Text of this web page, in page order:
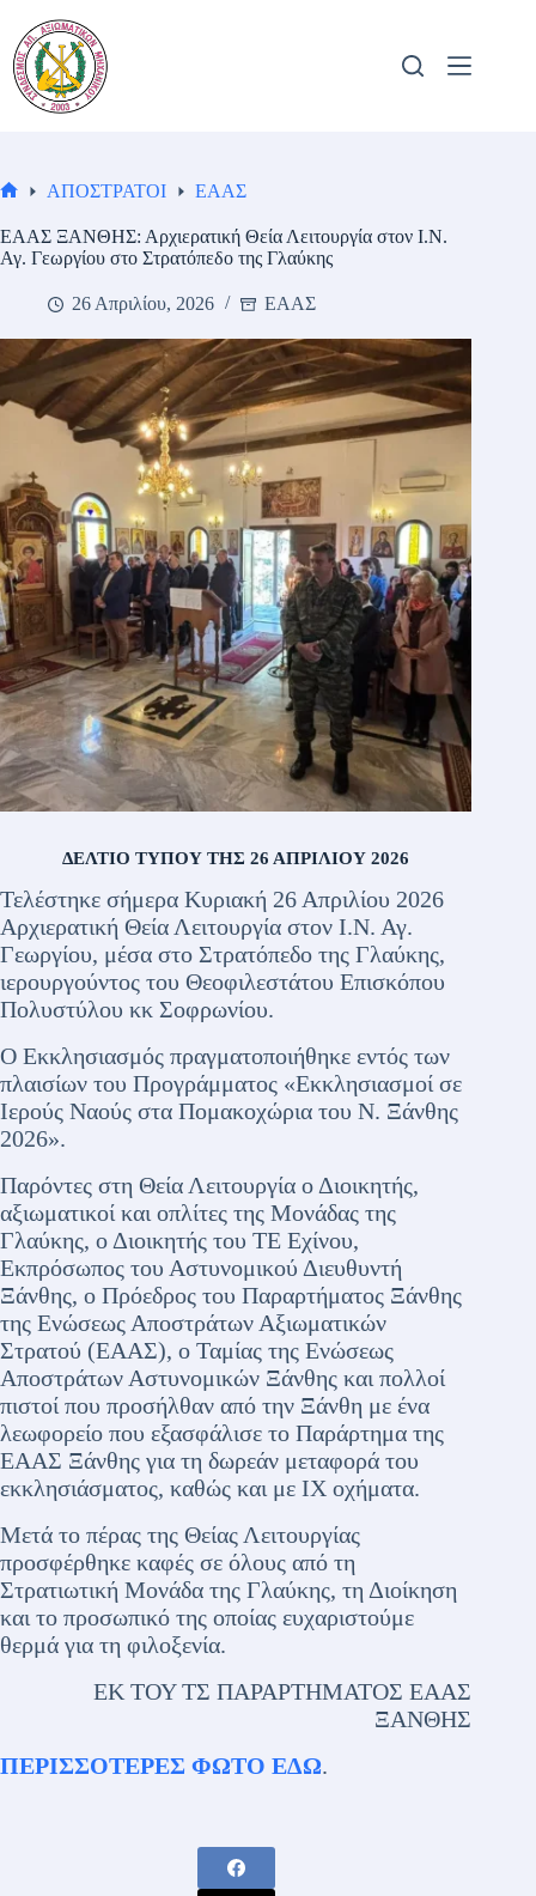
στο
περιεχόμενο
σελίδα
ΑΠΟΣΤΡΑΤΟΙ ΕΑΑΣ
ΕΑΑΣ ΞΑΝΘΗΣ: Αρχιερατική Θεία Λειτουργία στον Ι.Ν.
Αγ. Γεωργίου στο Στρατόπεδο της Γλαύκης
26 Απριλίου, 2026 ΕΑΑΣ
ΔΕΛΤΙΟ ΤΥΠΟΥ ΤΗΣ 26 ΑΠΡΙΛΙΟΥ 2026
Τελέστηκε σήμερα Κυριακή 26 Απριλίου 2026
Αρχιερατική Θεία Λειτουργία στον Ι.Ν. Αγ.
Γεωργίου, μέσα στο Στρατόπεδο της Γλαύκης,
ιερουργούντος του Θεοφιλεστάτου Επισκόπου
Πολυστύλου κκ Σοφρωνίου.
Ο Εκκλησιασμός πραγματοποιήθηκε εντός των
πλαισίων του Προγράμματος «Εκκλησιασμοί σε
Ιερούς Ναούς στα Πομακοχώρια του Ν. Ξάνθης
2026».
Παρόντες στη Θεία Λειτουργία ο Διοικητής,
αξιωματικοί και οπλίτες της Μονάδας της
Γλαύκης, ο Διοικητής του ΤΕ Εχίνου,
Εκπρόσωπος του Αστυνομικού Διευθυντή
Ξάνθης, ο Πρόεδρος του Παραρτήματος Ξάνθης
της Ενώσεως Αποστράτων Αξιωματικών
Στρατού (ΕΑΑΣ), ο Ταμίας της Ενώσεως
Αποστράτων Αστυνομικών Ξάνθης και πολλοί
πιστοί που προσήλθαν από την Ξάνθη με ένα
λεωφορείο που εξασφάλισε το Παράρτημα της
ΕΑΑΣ Ξάνθης για τη δωρεάν μεταφορά του
εκκλησιάσματος, καθώς και με ΙΧ οχήματα.
Μετά το πέρας της Θείας Λειτουργίας
προσφέρθηκε καφές σε όλους από τη
Στρατιωτική Μονάδα της Γλαύκης, τη Διοίκηση
και το προσωπικό της οποίας ευχαριστούμε
θερμά για τη φιλοξενία.
ΕΚ ΤΟΥ ΤΣ ΠΑΡΑΡΤΗΜΑΤΟΣ ΕΑΑΣ
ΞΑΝΘΗΣ
ΠΕΡΙΣΣΟΤΕΡΕΣ ΦΩΤΟ ΕΔΩ.